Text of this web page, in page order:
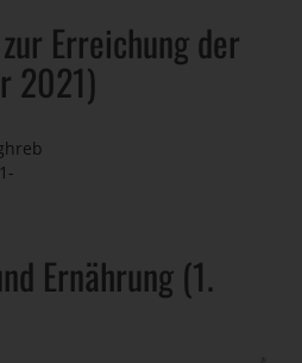
Erreichung der
2021)
Ernährung (1.